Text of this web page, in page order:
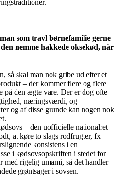
som travl børnefamilie gerne
nemme hakkede oksekød, når
så skal man nok gribe ud efter et
– der kommer flere og flere
på den ægte vare. Der er dog ofte
næringsværdi, og
og af disse grunde kan nogen nok
– den uofficielle nationalret –
at køre to slags rodfrugter, fx
konsistens i en
i kødsovsopskriften i stedet for
med rigelig umami, så det handler
grøntsager i sovsen.